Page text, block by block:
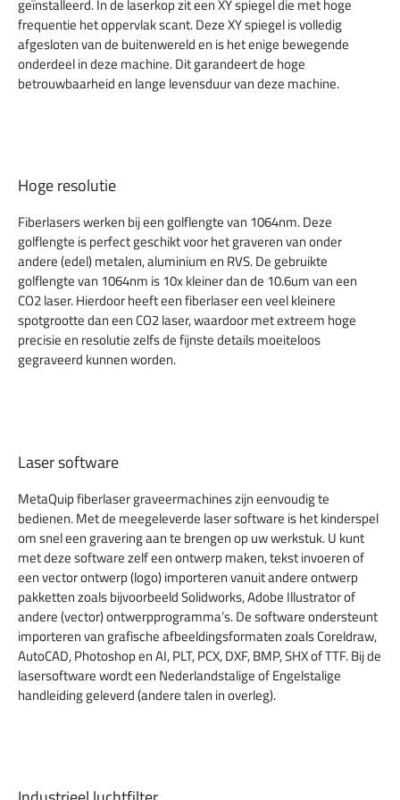
geïnstalleerd. In de laserkop zit een XY spiegel die met hoge
frequentie het oppervlak scant. Deze XY spiegel is volledig
afgesloten van de buitenwereld en is het enige bewegende
onderdeel in deze machine. Dit garandeert de hoge
betrouwbaarheid en lange levensduur van deze machine.
Hoge resolutie
Fiberlasers werken bij een golflengte van 1064nm. Deze
golflengte is perfect geschikt voor het graveren van onder
andere (edel) metalen, aluminium en RVS. De gebruikte
golflengte van 1064nm is 10x kleiner dan de 10.6um van een
CO2 laser. Hierdoor heeft een fiberlaser een veel kleinere
spotgrootte dan een CO2 laser, waardoor met extreem hoge
precisie en resolutie zelfs de fijnste details moeiteloos
gegraveerd kunnen worden.
Laser software
MetaQuip fiberlaser graveermachines zijn eenvoudig te
bedienen. Met de meegeleverde laser software is het kinderspel
om snel een gravering aan te brengen op uw werkstuk. U kunt
met deze software zelf een ontwerp maken, tekst invoeren of
een vector ontwerp (logo) importeren vanuit andere ontwerp
pakketten zoals bijvoorbeeld Solidworks, Adobe Illustrator of
andere (vector) ontwerpprogramma’s. De software ondersteunt
importeren van grafische afbeeldingsformaten zoals Coreldraw,
AutoCAD, Photoshop en AI, PLT, PCX, DXF, BMP, SHX of TTF. Bij de
lasersoftware wordt een Nederlandstalige of Engelstalige
handleiding geleverd (andere talen in overleg).